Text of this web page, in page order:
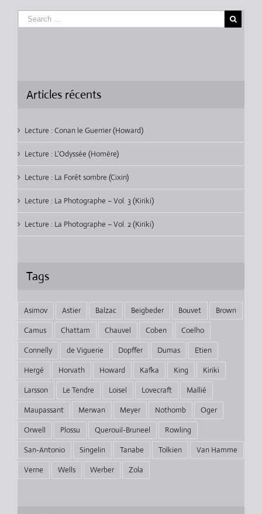
Articles récents
Lecture : Conan le Guerrier (Howard)
Lecture : L’Odyssée (Homère)
Lecture : La Forêt sombre (Cixin)
Lecture : La Photographe – Vol. 3 (Kiriki)
Lecture : La Photographe – Vol. 2 (Kiriki)
Tags
Asimov Astier Balzac Beigbeder Bouvet
Brown
Camus
Chattam Chauvel Coben
Coelho
Connelly
de Viguerie Dopffer Dumas
Etien
Hergé
Horvath Howard Kafka King
Kiriki
Larsson
Le Tendre Loisel Lovecraft
Mallié
Maupassant
Merwan Meyer Nothomb
Oger
Orwell
Plossu Querouil-Bruneel
Rowling
San-Antonio
Singelin Tanabe Tolkien
Van Hamme
Verne
Wells Werber Zola